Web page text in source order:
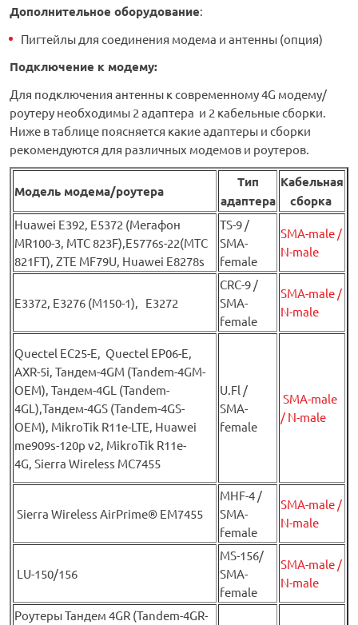
Дополнительное оборудование:
Пигтейлы для соединения модема и антенны (опция)
Подключение к модему:
Для подключения антенны к современному 4G модему/
роутеру необходимы 2 адаптера и 2 кабельные сборки.
Ниже в таблице поясняется какие адаптеры и сборки
рекомендуются для различных модемов и роутеров.
Модель модема/роутера
Тип
адаптера
Кабельная
сборка
Huawei Е392, E5372 (Мегафон
MR100-3, МТС 823F),E5776s-22(МТС
821FT), ZTE MF79U, Huawei E8278s
TS-9 /
SMA-
female
SMA-male /
N-male
E3372, E3276 (М150-1), E3272
CRC-9 /
SMA-
female
SMA-male /
N-male
Quectel EC25-E, Quectel EP06-E,
AXR-5i, Тандем-4GM (Tandem-4GM-
OEM), Тандем-4GL (Tandem-
4GL),Тандем-4GS (Tandem-4GS-
OEM), MikroTik R11e-LTE, Huawei
me909s-120p v2, MikroTik R11e-
4G, Sierra Wireless MC7455
U.Fl /
SMA-
female
SMA-male
/ N-male
Sierra Wireless AirPrime® EM7455
MHF-4 /
SMA-
female
SMA-male /
N-male
LU-150/156
MS-156/
SMA-
female
SMA-male /
N-male
Роутеры Тандем 4GR (Tandem-4GR-